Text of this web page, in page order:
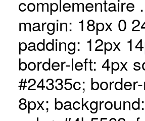
margin: 18px 0
padding: 12px
border-left: 4px
#24335c;
8px;